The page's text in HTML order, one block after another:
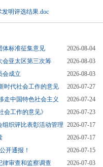
明评选结果.doc
体标准征集意见
2026-08-04
会亚太区第三次筹
2026-08-03
会成立
2026-08-03
时代社会工作的意见
2026-07-27
走中国特色社会主义
2026-07-24
会工作的意见》
2026-07-23
组织评比表彰活动管理
2026-07-17
2026-07-17
开通报！
2026-07-15
律审查和监察调查 2026-07-03